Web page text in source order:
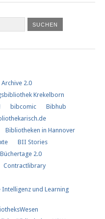
Archive 2.0
Krekelborn
bibcomic
Bibhub
Bibliotheken in Hannover
BII Stories
Büchertage 2.0
Contractlibrary
Intelligenz und Learning